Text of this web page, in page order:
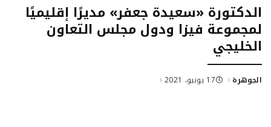
الدكتورة «سعيدة جعفر» مديرًا إقليميًا
لمجموعة فيزا ودول مجلس التعاون
الخليجي
الجوهرة 17 يونيو، 2021